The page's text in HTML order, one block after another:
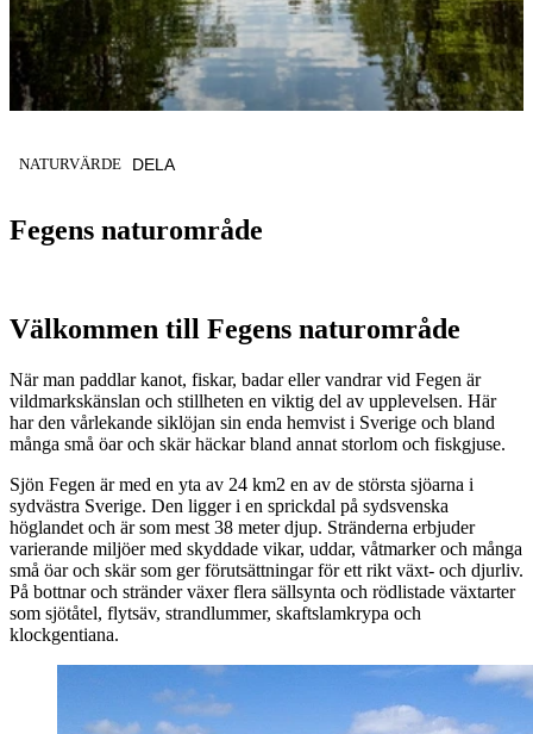
Fegens naturområde
KATEGORI:
NATURVÄRDE DELA
Välkommen till Fegens naturområde
När man paddlar kanot, fiskar, badar eller vandrar vid Fegen är
vildmarkskänslan och stillheten en viktig del av upplevelsen. Här
har den vårlekande siklöjan sin enda hemvist i Sverige och bland
många små öar och skär häckar bland annat storlom och fiskgjuse.
Sjön Fegen är med en yta av 24 km2 en av de största sjöarna i
sydvästra Sverige. Den ligger i en sprickdal på sydsvenska
höglandet och är som mest 38 meter djup. Stränderna erbjuder
varierande miljöer med skyddade vikar, uddar, våtmarker och många
små öar och skär som ger förutsättningar för ett rikt växt- och djurliv.
På bottnar och stränder växer flera sällsynta och rödlistade växtarter
som sjötåtel, flytsäv, strandlummer, skaftslamkrypa och
klockgentiana.